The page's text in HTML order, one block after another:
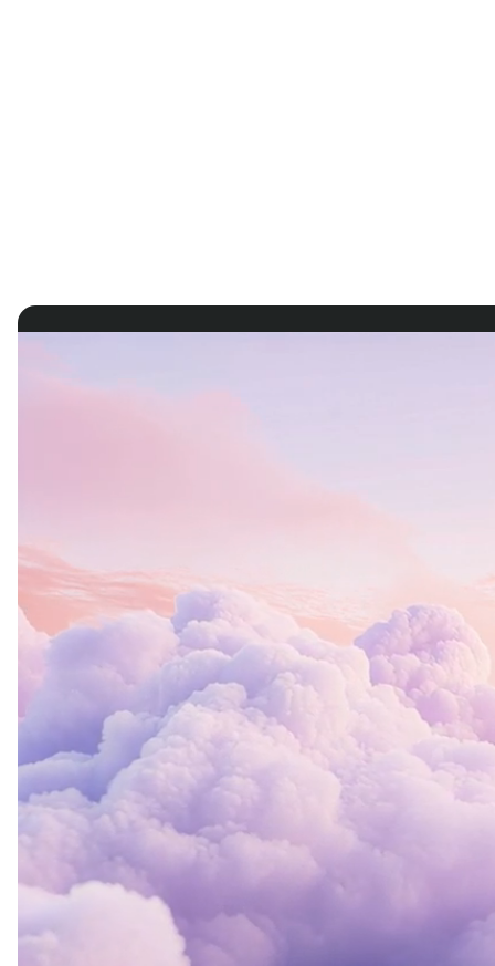
estudiantes nivel global.